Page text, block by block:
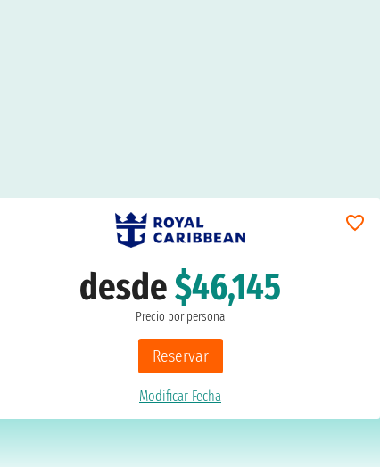
desde$46,145
Precio por persona
Reservar
Modificar Fecha